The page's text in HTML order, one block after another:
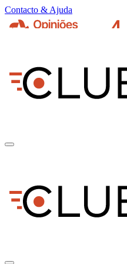
Contacto & Ajuda